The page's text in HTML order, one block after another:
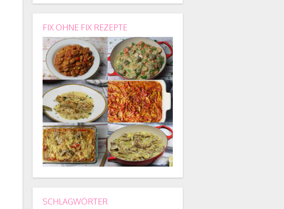
FIX OHNE FIX REZEPTE
SCHLAGWÖRTER